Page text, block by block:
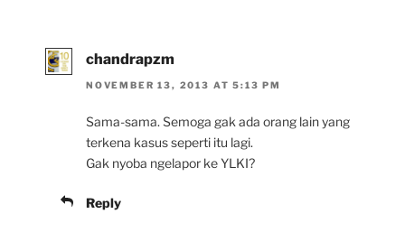
chandrapzm
NOVEMBER 13, 2013 AT 5:13 PM
Sama-sama. Semoga gak ada orang lain yang
terkena kasus seperti itu lagi.
Gak nyoba ngelapor ke YLKI?
Reply